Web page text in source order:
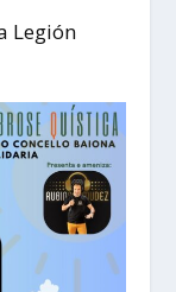
Legión